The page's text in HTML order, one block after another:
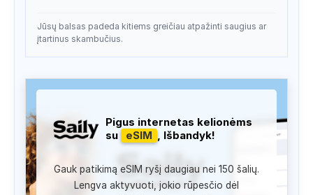
Jūsų balsas padeda kitiems greičiau atpažinti saugius ar
įtartinus skambučius.
Pigus internetas kelionėms
su
eSIM , Išbandyk!
Gauk patikimą eSIM ryšį daugiau nei 150 šalių.
Lengva aktyvuoti, jokio rūpesčio dėl